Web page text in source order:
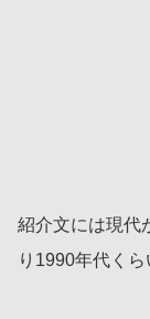
紹介文には現代
り1990年代く